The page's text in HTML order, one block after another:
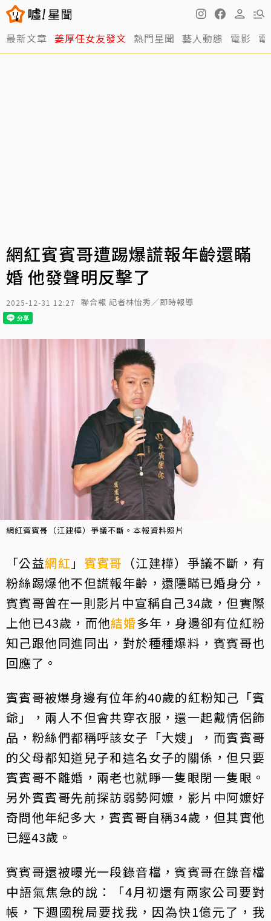
最新文章 姜厚任女友發文 熱門星聞 藝人動態 電影
網紅賓賓哥遭踢爆謊報年齡還瞞
婚 他發聲明反擊了
2025-12-31 12:27 聯合報 記者林怡秀／即時報導
網紅賓賓哥（江建樺）爭議不斷。本報資料照片
「公益網紅 」 賓賓哥 （江建樺）爭議不斷，有
粉絲踢爆他不但謊報年齡，還隱瞞已婚身分，
賓賓哥曾在一則影片中宣稱自己34歲，但實際
上他已43歲，而他結婚多年，身邊卻有位紅粉
知己跟他同進同出，對於種種爆料，賓賓哥也
回應了。
賓賓哥被爆身邊有位年約40歲的紅粉知己「賓
爺」，兩人不但會共穿衣服，還一起戴情侶飾
品，粉絲們都稱呼該女子「大嫂」，而賓賓哥
的父母都知道兒子和這名女子的關係，但只要
賓賓哥不離婚，兩老也就睜一隻眼閉一隻眼。
另外賓賓哥先前探訪弱勢阿嬤，影片中阿嬤好
奇問他年紀多大，賓賓哥自稱34歲，但其實他
已經43歲。
賓賓哥還被曝光一段錄音檔，賓賓哥在錄音檔
中語氣焦急的說：「4月初還有兩家公司要對
帳，下週國稅局要找我，因為快1億元了，我